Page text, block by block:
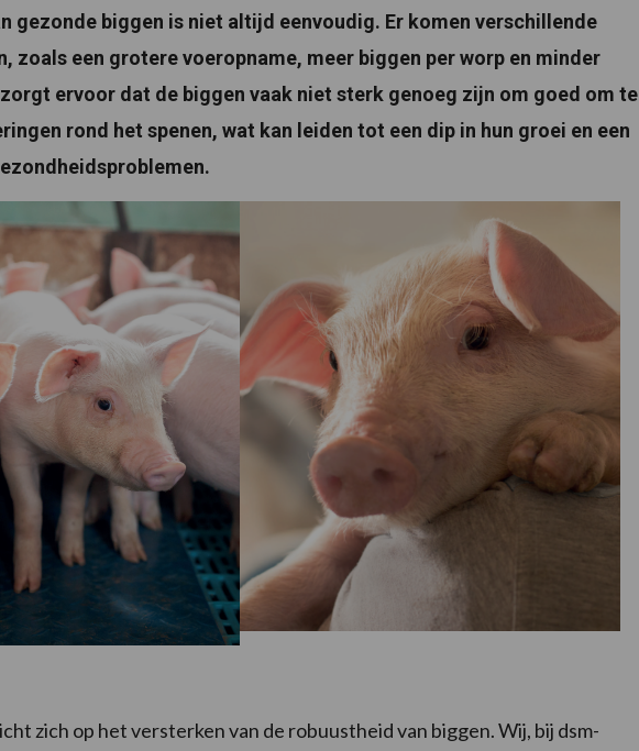
gezonde biggen is niet altijd eenvoudig. Er komen verschillende
zoals een grotere voeropname, meer biggen per worp en minder
ervoor dat de biggen vaak niet sterk genoeg zijn om goed om te
rond het spenen, wat kan leiden tot een dip in hun groei en een
zich op het versterken van de robuustheid van biggen. Wij, bij dsm-